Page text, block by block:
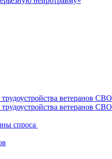
ветеранов СВО
спроса